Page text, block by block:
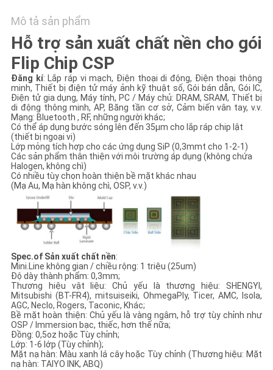
BÁO
GIÁ
SƠ
ĐỒ
TRANG
WEB
PRIVACY
POLICY
Mô tả sản phẩm
Hỗ trợ sản xuất chất nền cho gói
Flip Chip CSP
Đăng kí: Lắp ráp vi mạch, Điện thoại di động, Điện thoại thông
minh, Thiết bị điện tử máy ảnh kỹ thuật số, Gói bán dẫn, Gói IC,
Điện tử gia dụng, Máy tính, PC / Máy chủ: DRAM, SRAM, Thiết bị
di động thông minh, AP, Băng tần cơ sở, Cảm biến vân tay, v.v.
Mạng: Bluetooth , RF, những người khác;
Có thể áp dụng bước sóng lên đến 35µm cho lắp ráp chip lật
(thiết bị ngoại vi)
Lớp mỏng tích hợp cho các ứng dụng SiP (0,3mmt cho 1-2-1)
Các sản phẩm thân thiện với môi trường áp dụng (không chứa
Halogen, không chì)
Có nhiều tùy chọn hoàn thiện bề mặt khác nhau
(Mạ Au, Mạ hàn không chì, OSP, v.v.)
Spec.of Sản xuất chất nền:
Mini.Line không gian / chiều rộng: 1 triệu (25um)
Độ dày thành phẩm: 0,3mm;
Thương hiệu vật liệu: Chủ yếu là thương hiệu: SHENGYI,
Mitsubishi (BT-FR4), mitsuiseiki, OhmegaPly, Ticer, AMC, Isola,
AGC, Neclo, Rogers, Taconic, Khác;
Bề mặt hoàn thiện: Chủ yếu là vàng ngâm, hỗ trợ tùy chỉnh như
OSP / Immersion bạc, thiếc, hơn thế nữa;
Đồng: 0,5oz hoặc Tùy chỉnh;
Lớp: 1-6 lớp (Tùy chỉnh);
Mặt nạ hàn: Màu xanh lá cây hoặc Tùy chỉnh (Thương hiệu: Mặt
nạ hàn: TAIYO INK, ABQ)